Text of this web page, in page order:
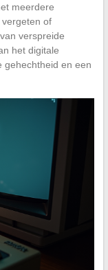
meerdere
of
verspreide
het digitale
gehechtheid en een